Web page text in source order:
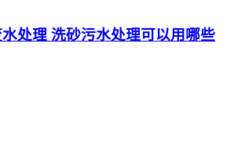
处理 洗砂污水处理可以用哪些